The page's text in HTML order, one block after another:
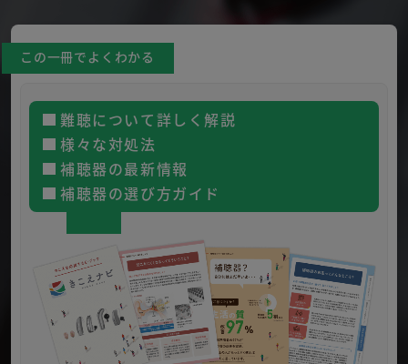
この一冊でよくわかる
難聴について詳しく解説
様々な対処法
補聴器の最新情報
補聴器の選び方ガイド